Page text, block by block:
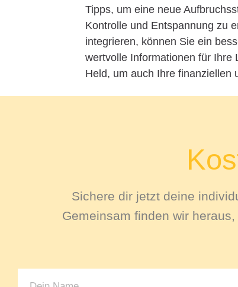
Tipps, um eine neue
Kontrolle und Entspannung zu
integrieren, können Sie ein
wertvolle Informationen für Ihre
Held, um auch Ihre finanziellen
Sichere dir jetzt deine
Gemeinsam finden wir